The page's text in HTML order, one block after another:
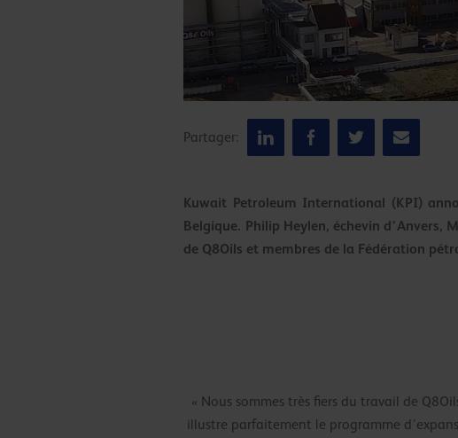
Partager:
Kuwait Petroleum International (KPI)
Belgique. Philip Heylen, échevin d’Anvers,
de Q8Oils et membres de la Fédération
« Nous sommes très fiers du travail de
illustre parfaitement le programme